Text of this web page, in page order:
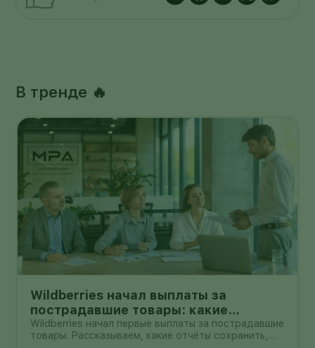
В тренде 🔥
Wildberries начал выплаты за
пострадавшие товары: какие
документы собрать и чем поможет
АПМ
Wildberries начал первые выплаты за пострадавшие
товары. Рассказываем, какие отчёты сохранить,